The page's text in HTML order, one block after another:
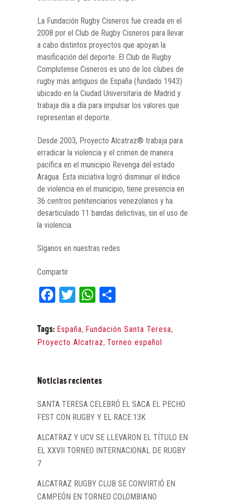
La Fundación Rugby Cisneros fue creada en el
2008 por el Club de Rugby Cisneros para llevar
a cabo distintos proyectos que apoyan la
masificación del deporte. El Club de Rugby
Complutense Cisneros es uno de los clubes de
rugby más antiguos de España (fundado 1943)
ubicado en la Ciudad Universitaria de Madrid y
trabaja día a día para impulsar los valores que
representan el deporte.
Desde 2003, Proyecto Alcatraz® trabaja para
erradicar la violencia y el crimen de manera
pacífica en el municipio Revenga del estado
Aragua. Esta iniciativa logró disminuir el índice
de violencia en el municipio, tiene presencia en
36 centros penitenciarios venezolanos y ha
desarticulado 11 bandas delictivas, sin el uso de
la violencia.
Síganos en nuestras redes
Compartir
Facebook
TwitterWhatsApp
Tags: España, Fundación Santa Teresa,
Proyecto Alcatraz, Torneo español
Noticias recientes
SANTA TERESA CELEBRÓ EL SACA EL PECHO
FEST CON RUGBY Y EL RACE 13K
ALCATRAZ Y UCV SE LLEVARON EL TÍTULO EN
EL XXVII TORNEO INTERNACIONAL DE RUGBY
7
ALCATRAZ RUGBY CLUB SE CONVIRTIÓ EN
CAMPEÓN EN TORNEO COLOMBIANO